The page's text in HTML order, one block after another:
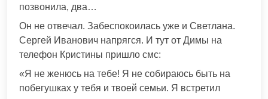
позвонила, два…
Он не отвечал. Забеспокоилась уже и Светлана.
Сергей Иванович напрягся. И тут от Димы на
телефон Кристины пришло смс:
«Я не женюсь на тебе! Я не собираюсь быть на
побегушках у тебя и твоей семьи. Я встретил